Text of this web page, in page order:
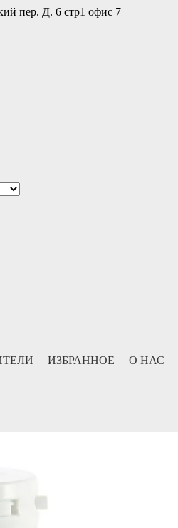
пер. Д. 6 стр1 офис 7
России
ИЗБРАННОЕ О НАС